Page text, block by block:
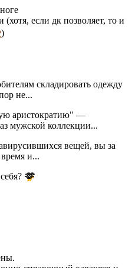
если дк позволяет, то и
)
складировать одежду
не...
аристократию" —
мужской коллекции...
вещей, вы за
и...
🫶